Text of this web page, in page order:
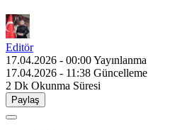
Editör
17.04.2026 - 00:00Yayınlanma
17.04.2026 - 11:38 Güncelleme
2 Dk Okunma Süresi
Paylaş